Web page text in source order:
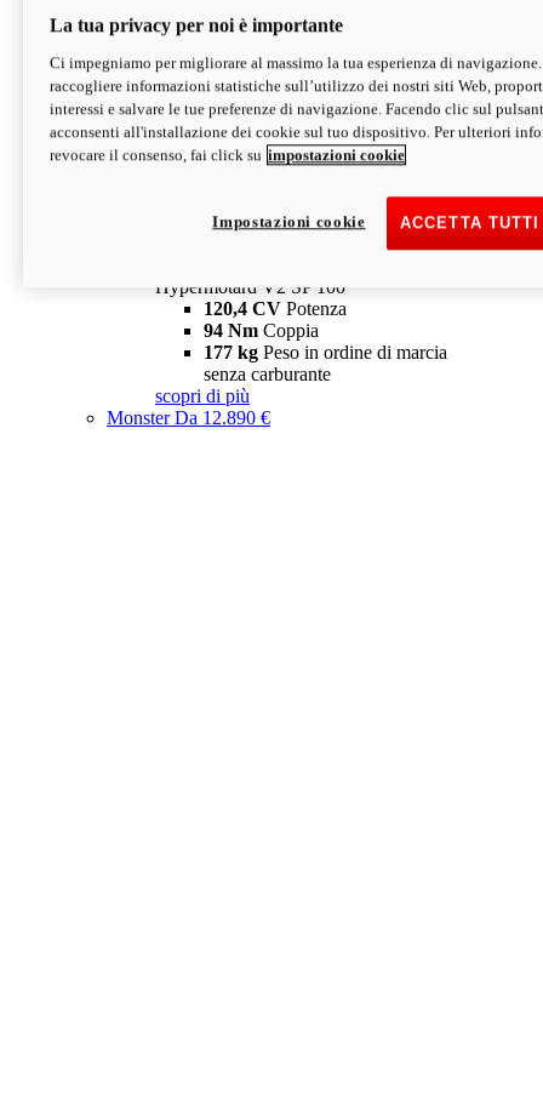
V2 SP
Hypermotard V2 SP
120,4 CVPotenza
94 NmCoppia
177 kgPeso in ordine di marcia
senza carburante
Depotenziata 35 kW: 18.890 € i
configura scopri di più
Hypermotard V2 SP 100
120,4 CV Potenza
94 Nm Coppia
177 kg Peso in ordine di marcia
senza carburante
scopri di più
MonsterDa 12.890 €
La tua privacy per noi è importante
Ci impegniamo per migliorare al massimo la tua esperienza di
raccogliere informazioni statistiche sull’utilizzo dei nostri siti Web,
interessi e salvare le tue preferenze di navigazione. Facendo clic sul
acconsenti all'installazione dei cookie sul tuo dispositivo. Per ulteriori
revocare il consenso, fai click su impostazioni cookie
ACCETTA
Impostazioni cookie